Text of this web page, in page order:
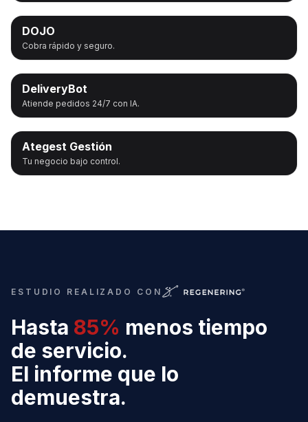
DOJO
Cobra rápido y seguro.
DeliveryBot
Atiende pedidos 24/7 con IA.
Ategest Gestión
Tu negocio bajo control.
ESTUDIO REALIZADO CON
Hasta 85% menos tiempo
de servicio.
El informe que lo
demuestra.